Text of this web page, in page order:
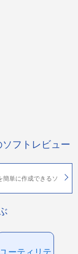
ソフトレビュー
簡単に作成できるソ